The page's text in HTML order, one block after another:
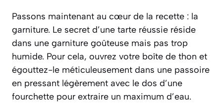
Passons maintenant au cœur de la recette : la
garniture. Le secret d’une tarte réussie réside
dans une garniture goûteuse mais pas trop
humide. Pour cela, ouvrez votre boîte de thon et
égouttez-le méticuleusement dans une passoire
en pressant légèrement avec le dos d’une
fourchette pour extraire un maximum d’eau.